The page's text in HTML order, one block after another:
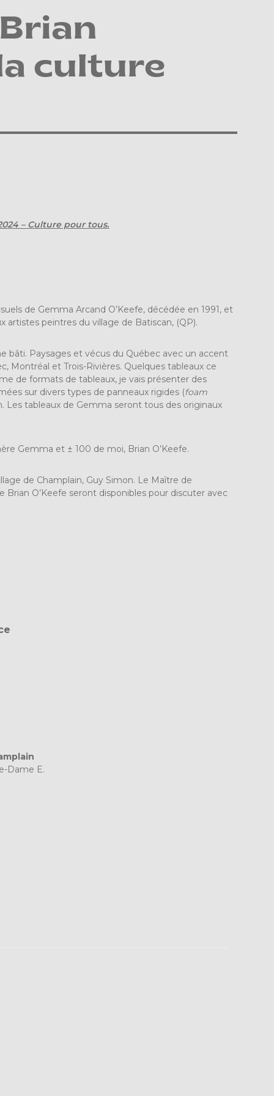
la culture
– Culture pour tous.
de Gemma Arcand O’Keefe, décédée en 1991, et
artistes peintres du village de Batiscan, (QP).
bâti. Paysages et vécus du Québec avec un accent
Montréal et Trois-Rivières. Quelques tableaux ce
de formats de tableaux, je vais présenter des
sur divers types de panneaux rigides (foam
tableaux de Gemma seront tous des originaux
Gemma et ± 100 de moi, Brian O’Keefe.
de Champlain, Guy Simon. Le Maître de
O’Keefe seront disponibles pour discuter avec
Dame E.